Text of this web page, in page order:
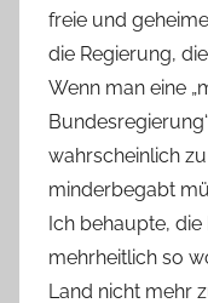
freie und
die Regierung,
Wenn man eine
wahrscheinlich
minderbegabt
Ich behaupte,
mehrheitlich so
Land nicht mehr